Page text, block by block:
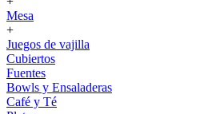
Mesa
+
Juegos de vajilla
Cubiertos
Fuentes
Bowls y Ensaladeras
Café y Té